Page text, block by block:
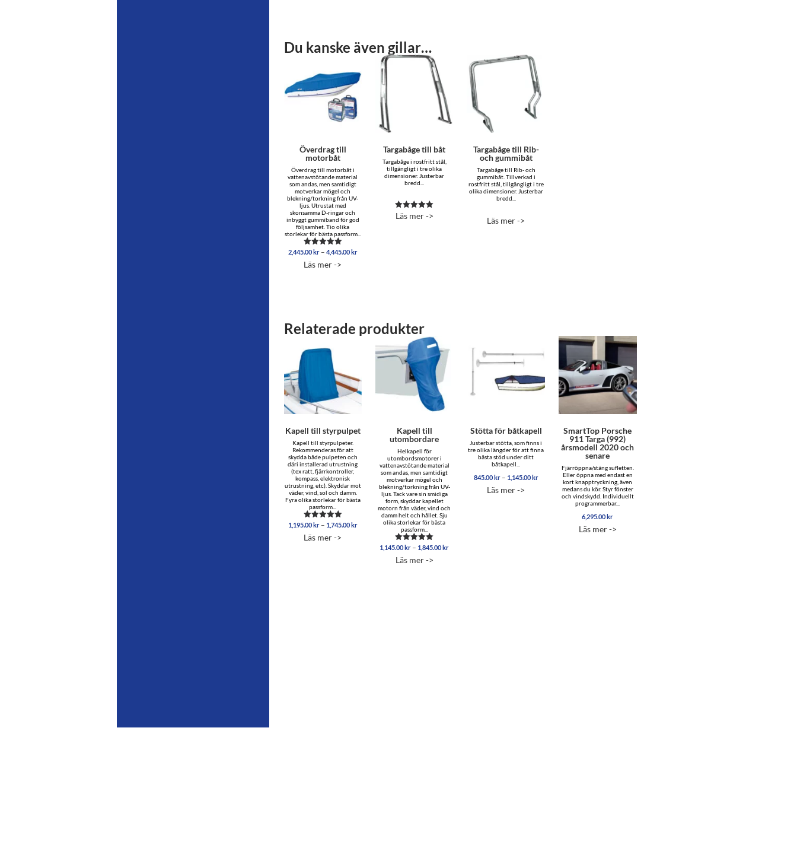
Du kanske även gillar…
Överdrag till
motorbåt
Överdrag till motorbåt i
vattenavstötande material
som andas, men samtidigt
motverkar mögel och
blekning/torkning från UV-
ljus. Utrustat med
skonsamma D-ringar och
inbyggt gummiband för god
följsamhet. Tio olika
storlekar för bästa passform...
Betygsatt
av 5
2,445.00 kr – 4,445.00 krPrisintervall:
Läs mer ->
Targabåge till båt
Targabåge i rostfritt stål,
tillgängligt i tre olika
dimensioner. Justerbar
bredd...
Betygsatt
Läs mer ->
Targabåge till Rib-
och gummibåt
Targabåge till Rib- och
gummibåt. Tillverkad i
rostfritt stål, tillgängligt i tre
olika dimensioner. Justerbar
bredd...
Läs mer ->
Relaterade produkter
Kapell till styrpulpet
Kapell till styrpulpeter.
Rekommenderas för att
skydda både pulpeten och
däri installerad utrustning
(tex ratt, fjärrkontroller,
kompass, elektronisk
utrustning, etc). Skyddar mot
väder, vind, sol och damm.
Fyra olika storlekar för bästa
passform...
Betygsatt
av 5
1,195.00kr – 1,745.00krPrisintervall:
1,745.00 kr
Läs mer ->
Kapell till
utombordare
Helkapell för
utombordsmotorer i
vattenavstötande material
som andas, men samtidigt
motverkar mögel och
blekning/torkning från UV-
ljus. Tack vare sin smidiga
form, skyddar kapellet
motorn från väder, vind och
damm helt och hållet. Sju
olika storlekar för bästa
passform...
Betygsatt
av 5
1,145.00kr – 1,845.00krPrisintervall:
Läs mer ->
Stötta för båtkapell
Justerbar stötta, som finns i
tre olika längder för att finna
bästa stöd under ditt
båtkapell...
845.00kr – 1,145.00krPrisintervall:
845.00 kr
1,145.00 kr
Läs mer ->
SmartTop Porsche
911 Targa (992)
årsmodell 2020 och
senare
Fjärröppna/stäng sufletten.
Eller öppna med endast en
kort knapptryckning, även
medans du kör. Styr fönster
och vindskydd. Individuellt
programmerbar...
6,295.00kr
Läs mer ->